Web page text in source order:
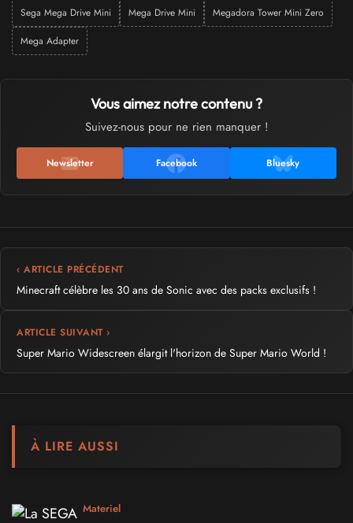
Sega Mega Drive Mini Mega Drive Mini
Megadora Tower Mini Zero
Mega Adapter
Vous aimez notre contenu ?
Suivez-nous pour ne rien manquer !
Newsletter Facebook Bluesky
‹ ARTICLE PRÉCÉDENT
Minecraft célèbre les 30 ans de Sonic avec des packs exclusifs !
ARTICLE SUIVANT ›
Super Mario Widescreen élargit l'horizon de Super Mario World !
À LIRE AUSSI
Materiel